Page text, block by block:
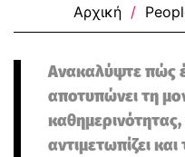
Αρχική /
Ανακαλύψτε πώς
αποτυπώνει τη
αντιμετωπίζει